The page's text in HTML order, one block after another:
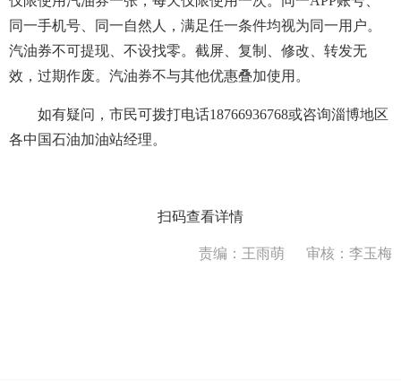
同一手机号、同一自然人，满足任一条件均视为同一用户。
汽油券不可提现、不设找零。截屏、复制、修改、转发无
效，过期作废。汽油券不与其他优惠叠加使用。
如有疑问，市民可拨打电话18766936768或咨询淄博地区
各中国石油加油站经理。
扫码查看详情
责编：王雨萌 审核：李玉梅